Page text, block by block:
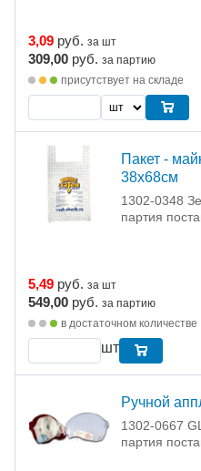
3,09 руб. за шт
309,00 руб. за партию
присутствует на складе
Пакет -
38х68см
1302-0348
партия
5,49 руб. за шт
549,00 руб. за партию
в достаточном количестве
шт
Ручной
1302-0667
партия